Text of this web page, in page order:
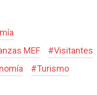
MEF #Visitantes
#Turismo